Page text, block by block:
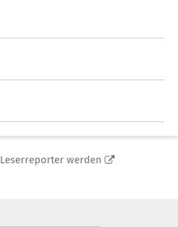
Leserreporter werden